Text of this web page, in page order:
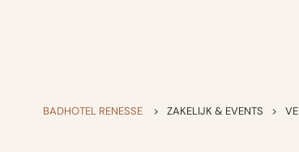
BADHOTEL RENESSE > ZAKELIJK & EVENTS >